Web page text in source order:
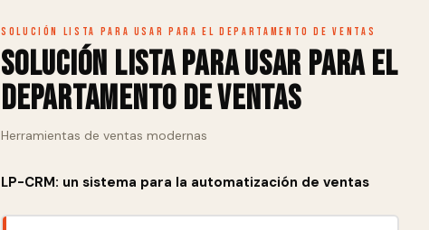
Solución lista para usar para el departamento de ventas
Solución lista para usar para el
departamento de ventas
Herramientas de ventas modernas
LP-CRM: un sistema para la automatización de ventas